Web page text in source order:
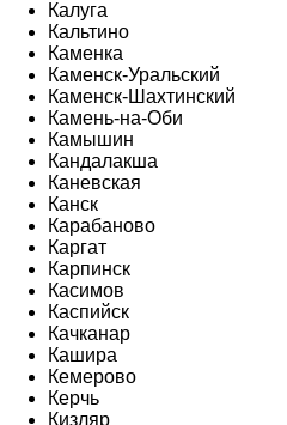
Калуга
Кальтино
Каменка
Каменск-Уральский
Каменск-Шахтинский
Камень-на-Оби
Камышин
Кандалакша
Каневская
Канск
Карабаново
Каргат
Карпинск
Касимов
Каспийск
Качканар
Кашира
Кемерово
Керчь
Кизляр